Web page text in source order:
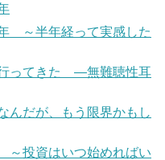
～半年経って実感した
ってきた ―無難聴性耳
んだが、もう限界かもし
～投資はいつ始めればい